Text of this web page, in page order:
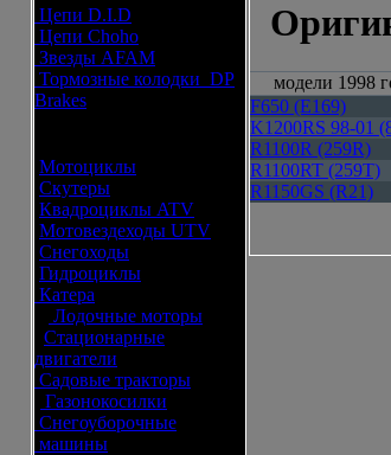
Цепи D.I.D
Цепи Choho
Звезды AFAM
Тормозные колодки DP
Brakes
Мотоциклы
Скутеры
Квадроциклы ATV
Мотовездеходы UTV
Снегоходы
Гидроциклы
Катера
Лодочные моторы
Стационарные
двигатели
Садовые тракторы
Газонокосилки
Снегоуборочные
машины
модели 1998
F650 (E169)
K1200RS 98-01
R1100R (259R)
R1100RT (259T)
R1150GS (R21)